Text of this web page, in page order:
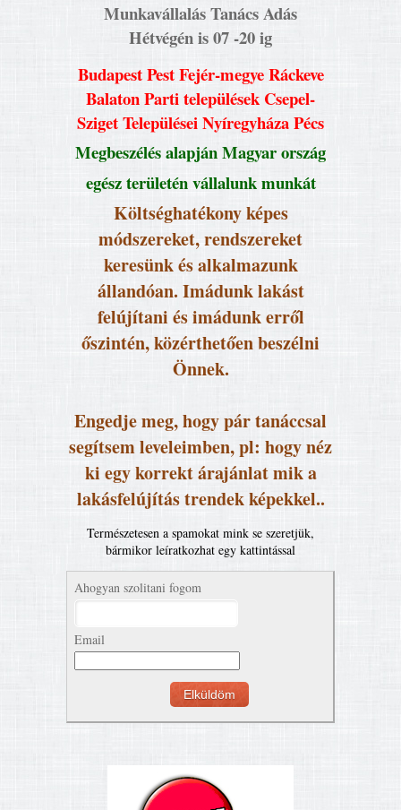
Munkavállalás Tanács Adás
Hétvégén is 07 -20 ig
Budapest Pest Fejér-megye Ráckeve
Balaton Parti települések Csepel-
Sziget Települései Nyíregyháza Pécs
Megbeszélés alapján Magyar ország
egész területén vállalunk munkát
Költséghatékony képes
módszereket, rendszereket
keresünk és alkalmazunk
állandóan. Imádunk lakást
felújítani és imádunk erről
őszintén, közérthetően beszélni
Önnek.
Engedje meg, hogy pár tanáccsal
segítsem leveleimben, pl: hogy néz
ki egy korrekt árajánlat mik a
lakásfelújítás trendek képekkel..
Természetesen a spamokat mink se szeretjük,
bármikor leíratkozhat egy kattintással
Ahogyan szolitani fogom
Email